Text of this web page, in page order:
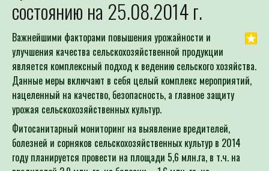
Важнейшими факторами повышения урожайности и
улучшения качества сельскохозяйственной продукции
является комплексный подход к ведению сельского хозяйства.
Данные меры включают в себя целый комплекс мероприятий,
нацеленный на качество, безопасность, а главное защиту
урожая сельскохозяйственных культур.
Фитосанитарный мониторинг на выявление вредителей,
болезней и сорняков сельскохозяйственных культур в 2014
году планируется провести на площади 5,6 млн.га, в т.ч. на
вредителей 2,9 млн. га, на болезни – 1,6 млн. га, на